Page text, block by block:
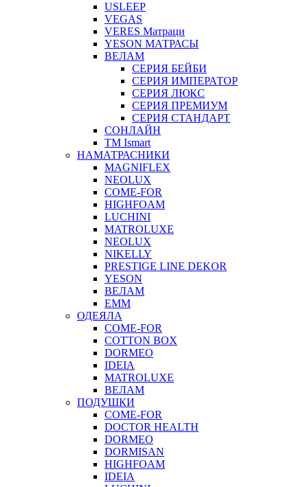
USLEEP
VEGAS
VERES Матраци
YESON МАТРАСЫ
ВЕЛАМ
СЕРИЯ БЕЙБИ
СЕРИЯ ИМПЕРАТОР
СЕРИЯ ЛЮКС
СЕРИЯ ПРЕМИУМ
СЕРИЯ СТАНДАРТ
СОНЛАЙН
ТМ Ismart
НАМАТРАСНИКИ
MAGNIFLEX
NEOLUX
COME-FOR
HIGHFOAM
LUCHINI
MATROLUXE
NEOLUX
NIKELLY
PRESTIGE LINE DEKOR
YESON
ВЕЛАМ
ЕММ
ОДЕЯЛА
COME-FOR
COTTON BOX
DORMEO
IDEIA
MATROLUXE
ВЕЛАМ
ПОДУШКИ
COME-FOR
DOCTOR HEALTH
DORMEO
DORMISAN
HIGHFOAM
IDEIA